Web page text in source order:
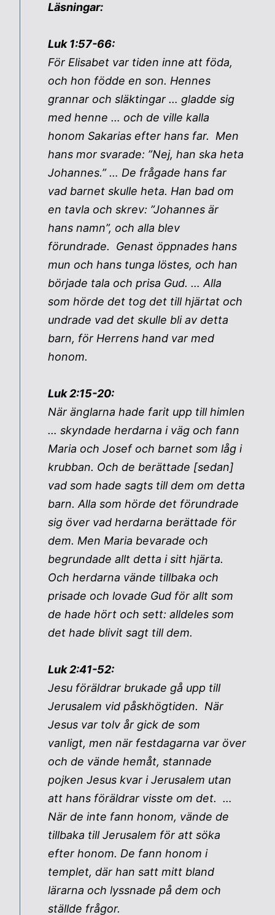
Läsningar:
Luk 1:57-66:
För Elisabet var tiden inne att föda,
och hon födde en son. Hennes
grannar och släktingar … gladde sig
med henne … och de ville kalla
honom Sakarias efter hans far. Men
hans mor svarade: ”Nej, han ska heta
Johannes.” … De frågade hans far
vad barnet skulle heta. Han bad om
en tavla och skrev: ”Johannes är
hans namn”, och alla blev
förundrade. Genast öppnades hans
mun och hans tunga löstes, och han
började tala och prisa Gud. … Alla
som hörde det tog det till hjärtat och
undrade vad det skulle bli av detta
barn, för Herrens hand var med
honom.
Luk 2:15-20:
När änglarna hade farit upp till himlen
… skyndade herdarna i väg och fann
Maria och Josef och barnet som låg i
krubban. Och de berättade [sedan]
vad som hade sagts till dem om detta
barn. Alla som hörde det förundrade
sig över vad herdarna berättade för
dem. Men Maria bevarade och
begrundade allt detta i sitt hjärta.
Och herdarna vände tillbaka och
prisade och lovade Gud för allt som
de hade hört och sett: alldeles som
det hade blivit sagt till dem.
Luk 2:41-52:
Jesu föräldrar brukade gå upp till
Jerusalem vid påskhögtiden. När
Jesus var tolv år gick de som
vanligt, men när festdagarna var över
och de vände hemåt, stannade
pojken Jesus kvar i Jerusalem utan
att hans föräldrar visste om det. …
När de inte fann honom, vände de
tillbaka till Jerusalem för att söka
efter honom. De fann honom i
templet, där han satt mitt bland
lärarna och lyssnade på dem och
ställde frågor.